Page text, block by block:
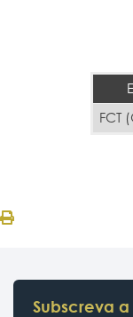
FCT
Subscreva